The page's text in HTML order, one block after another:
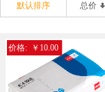
默认排序 总价
价格: ￥10.00